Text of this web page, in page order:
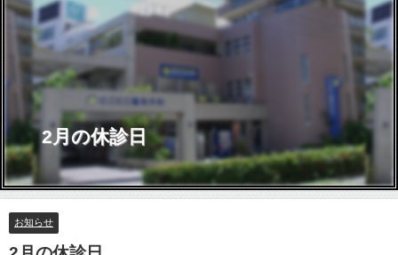
2月の休診日
お知らせ